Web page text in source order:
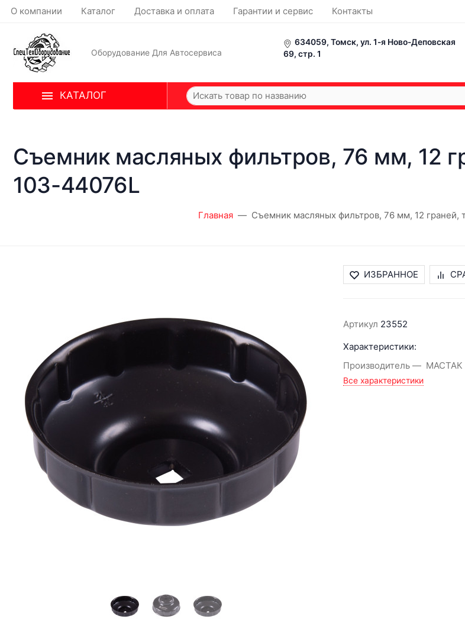
О компании Каталог Доставка и оплата Гарантии и сервис Контакты
Оборудование Для Автосервиса
634059, Томск, ул. 1-я Ново-Деповская
69, стр. 1
КАТАЛОГ
Съемник масляных фильтров, 76 мм, 12
103-44076L
Главная Съемник масляных фильтров, 76 мм, 12
ИЗБРАННОЕ
Артикул 23552
Характеристики:
Производитель
МАСТАК
Все характеристики